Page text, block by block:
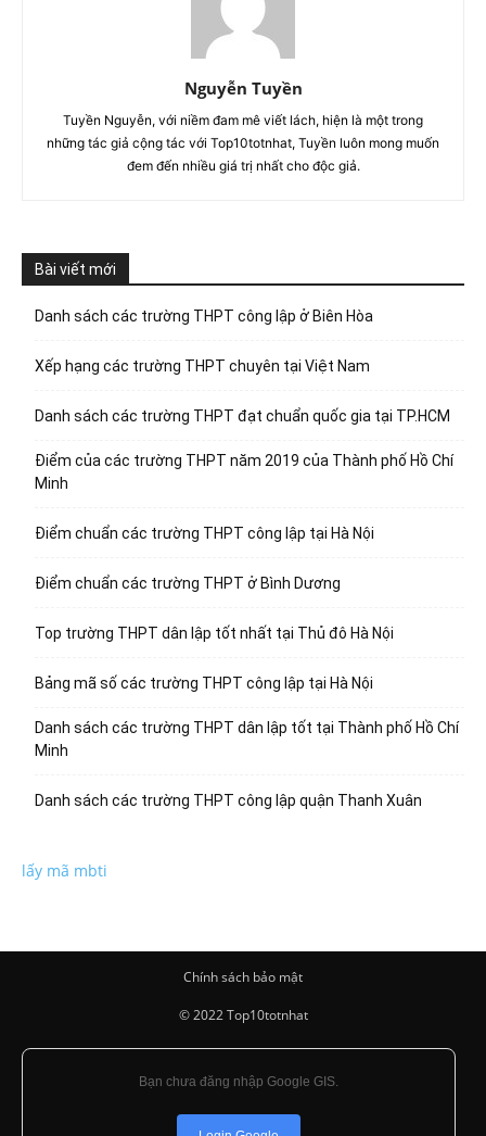
Nguyễn Tuyền
Tuyền Nguyễn, với niềm đam mê viết lách, hiện là một trong
những tác giả cộng tác với Top10totnhat, Tuyền luôn mong muốn
đem đến nhiều giá trị nhất cho độc giả.
Bài viết mới
Danh sách các trường THPT công lập ở Biên Hòa
Xếp hạng các trường THPT chuyên tại Việt Nam
Danh sách các trường THPT đạt chuẩn quốc gia tại TP.HCM
Điểm của các trường THPT năm 2019 của Thành phố Hồ Chí
Minh
Điểm chuẩn các trường THPT công lập tại Hà Nội
Điểm chuẩn các trường THPT ở Bình Dương
Top trường THPT dân lập tốt nhất tại Thủ đô Hà Nội
Bảng mã số các trường THPT công lập tại Hà Nội
Danh sách các trường THPT dân lập tốt tại Thành phố Hồ Chí
Minh
Danh sách các trường THPT công lập quận Thanh Xuân
lấy mã mbti
Chính sách bảo mật
© 2022 Top10totnhat
Bạn chưa đăng nhập Google GIS.